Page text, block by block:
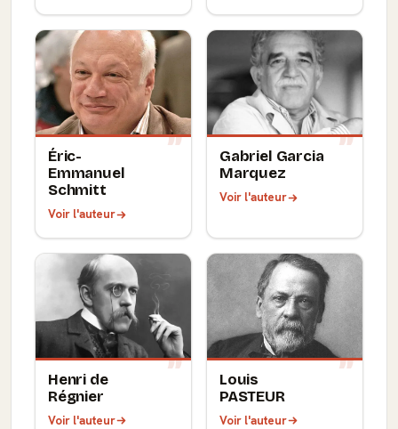
Éric-
Emmanuel
Schmitt
Voir l'auteur
Gabriel Garcia
Marquez
Voir l'auteur
Henri de
Régnier
Voir l'auteur
Louis
PASTEUR
Voir l'auteur